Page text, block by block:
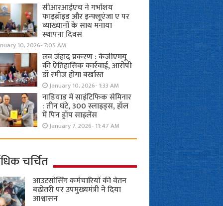
सीआरआईएच ने गर्भाशय
फाइब्रॉइड और इन्फ्लूएंजा ए पर
व्याख्यानों के साथ मनाया
स्थापना दिवस
10, 2026- 7:05 AM
लव जेहाद प्रकरण : केजीएमयू
की ऐतिहासिक कार्रवाई, आरोपी
डॉ रमीज होगा बर्खास्त
January 10, 2026- 1:33 AM
नाडियाड में साइंटिफिक सेमिनार
: तीन घंटे, 300 स्लाइड्स, हॉल
में पिन ड्रॉप साइलेंस
January 7, 2026- 11:47 AM
चर्चित
आउटसोर्सिंग कर्मचारियों की वेतन
बढ़ोतरी पर उपमुख्यमंत्री ने दिया
आश्वासन